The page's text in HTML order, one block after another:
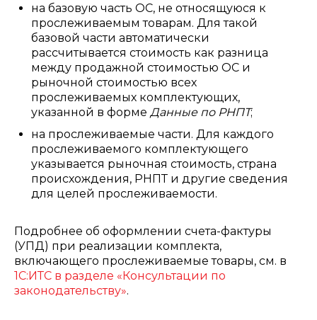
на базовую часть ОС, не относящуюся к
прослеживаемым товарам. Для такой
базовой части автоматически
рассчитывается стоимость как разница
между продажной стоимостью ОС и
рыночной стоимостью всех
прослеживаемых комплектующих,
указанной в форме Данные по РНПТ;
на прослеживаемые части. Для каждого
прослеживаемого комплектующего
указывается рыночная стоимость, страна
происхождения, РНПТ и другие сведения
для целей прослеживаемости.
Подробнее об оформлении счета-фактуры
(УПД) при реализации комплекта,
включающего прослеживаемые товары, см. в
1С:ИТС в разделе «Консультации по
законодательству».